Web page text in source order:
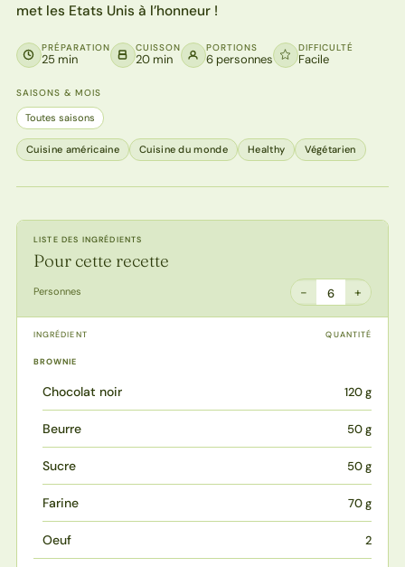
met les Etats Unis à l’honneur !
PRÉPARATION
25 min
CUISSON
20 min
PORTIONS
6 personnes
DIFFICULTÉ
Facile
SAISONS & MOIS
Toutes saisons
Cuisine américaine Cuisine du monde Healthy Végétarien
LISTE DES INGRÉDIENTS
Pour cette recette
Personnes − 6 +
INGRÉDIENT QUANTITÉ
BROWNIE
Chocolat noir 120 g
Beurre 50 g
Sucre 50 g
Farine 70 g
Oeuf 2